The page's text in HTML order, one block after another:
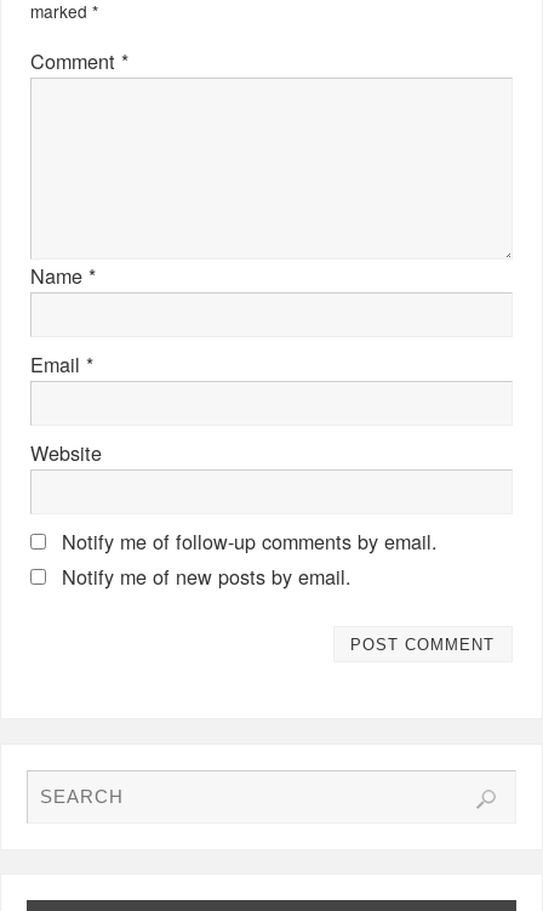
marked*
Comment*
Name*
Email*
Website
Notify me of follow-up comments by email.
Notify me of new posts by email.